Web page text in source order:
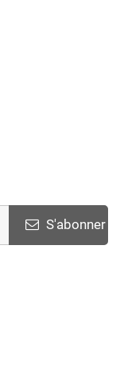
S'abonner